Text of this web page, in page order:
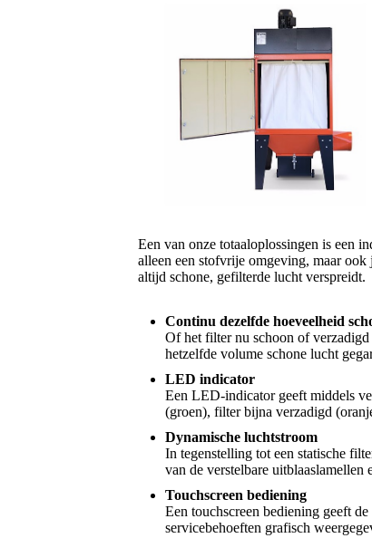
Een van onze totaaloplossingen is een
alleen een stofvrije omgeving, maar
altijd schone, gefilterde lucht verspreidt.
Continu dezelfde hoeveelheid
Of het filter nu schoon of
hetzelfde volume schone lucht
LED indicator
Een LED-indicator geeft middels
(groen), filter bijna verzadigd
Dynamische luchtstroom
In tegenstelling tot een statische
van de verstelbare uitblaaslamellen
Touchscreen bediening
Een touchscreen bediening geeft
servicebehoeften grafisch